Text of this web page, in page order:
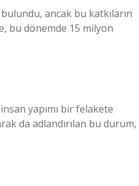
ancak bu katkıların
bu dönemde 15 milyon
yapımı bir felakete
da adlandırılan bu durum,